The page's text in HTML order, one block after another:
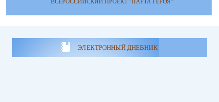
ВСЕРОССИЙСКИЙ ПРОЕКТ "ПАРТА ГЕРОЯ"
ЭЛЕКТРОННЫЙ ДНЕВНИК